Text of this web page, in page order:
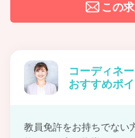
この
コーディネ
おすすめポ
教員免許をお持ちでない